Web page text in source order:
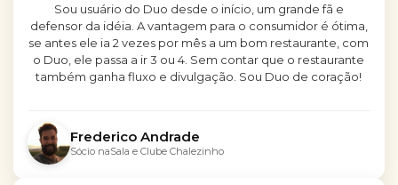
Sou usuário do Duo desde o início, um grande fã e
defensor da idéia. A vantagem para o consumidor é ótima,
se antes ele ia 2 vezes por mês a um bom restaurante, com
o Duo, ele passa a ir 3 ou 4. Sem contar que o restaurante
também ganha fluxo e divulgação. Sou Duo de coração!
Frederico Andrade
Sócio naSala e Clube Chalezinho